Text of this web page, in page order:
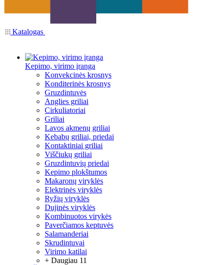
Katalogas
Kepimo, virimo įranga
Konvekcinės krosnys
Konditerinės krosnys
Gruzdintuvės
Anglies griliai
Cirkuliatoriai
Griliai
Lavos akmenų griliai
Kebabų griliai, priedai
Kontaktiniai griliai
Viščiukų griliai
Gruzdintuvių priedai
Kepimo plokštumos
Makaronų viryklės
Elektrinės viryklės
Ryžių viryklės
Dujinės viryklės
Kombinuotos virykės
Paverčiamos keptuvės
Salamanderiai
Skrudintuvai
Virimo katilai
+ Daugiau 11